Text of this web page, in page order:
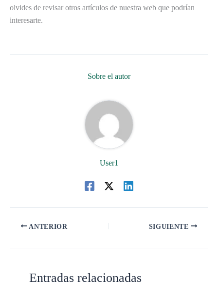
olvides de revisar otros artículos de nuestra web que podrían
interesarte.
Sobre el autor
User1
ANTERIOR SIGUIENTE
Entradas relacionadas